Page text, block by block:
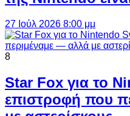
27 Ιούλ 2026 8:00 μμ
8
Star Fox για το
επιστροφή που